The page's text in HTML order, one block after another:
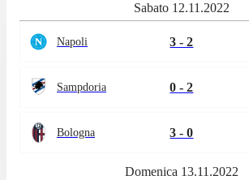
Sabato 12.11.2022
Napoli 3 - 2
Sampdoria 0 - 2
Bologna 3 - 0
Domenica 13.11.2022